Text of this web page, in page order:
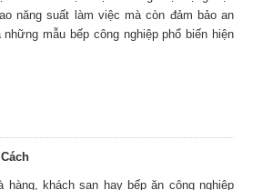
năng suất làm việc mà còn đảm bảo an
mẫu bếp công nghiệp phổ biến hiện
khách sạn hay bếp ăn công nghiệp